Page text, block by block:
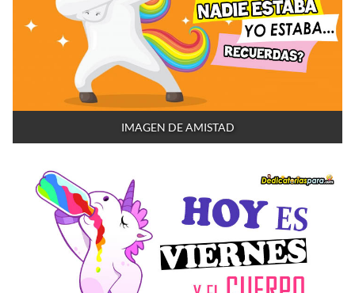
IMAGEN DE AMISTAD